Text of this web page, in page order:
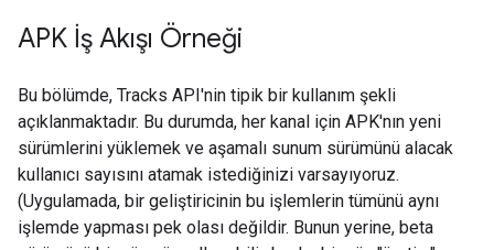
APK İş Akışı Örneği
Bu bölümde, Tracks API'nin tipik bir kullanım şekli
açıklanmaktadır. Bu durumda, her kanal için APK'nın yeni
sürümlerini yüklemek ve aşamalı sunum sürümünü alacak
kullanıcı sayısını atamak istediğinizi varsayıyoruz.
(Uygulamada, bir geliştiricinin bu işlemlerin tümünü aynı
işlemde yapması pek olası değildir. Bunun yerine, beta